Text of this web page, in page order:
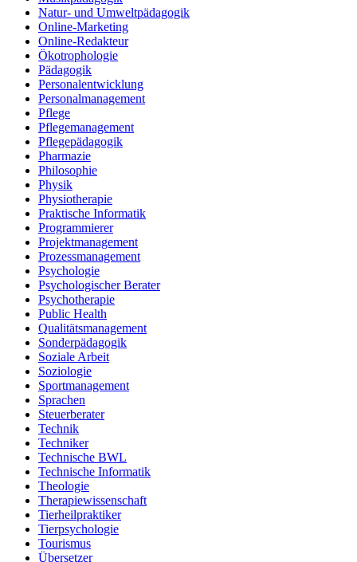
Natur- und Umweltpädagogik
Online-Marketing
Online-Redakteur
Ökotrophologie
Pädagogik
Personalentwicklung
Personalmanagement
Pflege
Pflegemanagement
Pflegepädagogik
Pharmazie
Philosophie
Physik
Physiotherapie
Praktische Informatik
Programmierer
Projektmanagement
Prozessmanagement
Psychologie
Psychologischer Berater
Psychotherapie
Public Health
Qualitätsmanagement
Sonderpädagogik
Soziale Arbeit
Soziologie
Sportmanagement
Sprachen
Steuerberater
Technik
Techniker
Technische BWL
Technische Informatik
Theologie
Therapiewissenschaft
Tierheilpraktiker
Tierpsychologie
Tourismus
Übersetzer